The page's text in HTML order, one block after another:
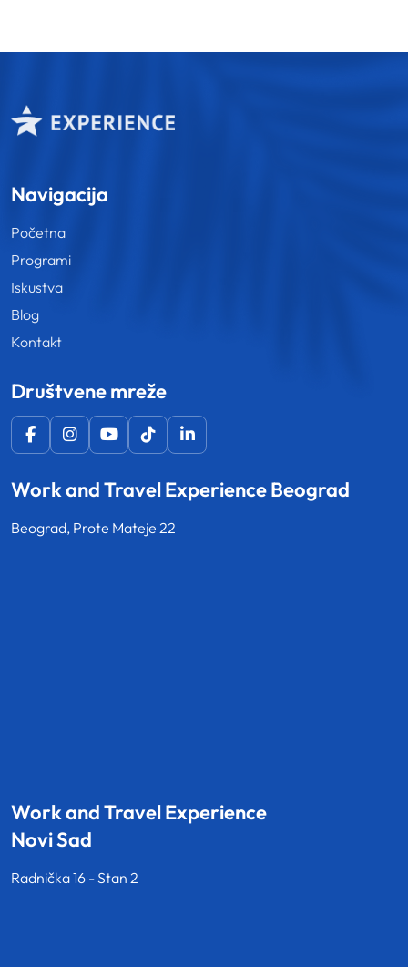
Navigacija
Početna
Programi
Iskustva
Blog
Kontakt
Društvene mreže
Work and Travel Experience Beograd
Beograd, Prote Mateje 22
Work and Travel Experience
Novi Sad
Radnička 16 - Stan 2